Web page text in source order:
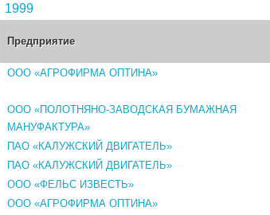
1999
Предприятие
ООО «АГРОФИРМА ОПТИНА»
ООО «ПОЛОТНЯНО-ЗАВОДСКАЯ БУМАЖНАЯ
МАНУФАКТУРА»
ПАО «КАЛУЖСКИЙ ДВИГАТЕЛЬ»
ПАО «КАЛУЖСКИЙ ДВИГАТЕЛЬ»
ООО «ФЕЛЬС ИЗВЕСТЬ»
ООО «АГРОФИРМА ОПТИНА»